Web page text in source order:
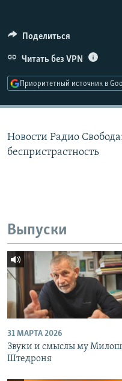
ПОДПИШИТЕСЬ НА
СОЦИАЛЬНЫЕ СЕТИ
Поделиться
Читать без VPN
Приоритетный источник в
Новости Радио
беспристрастность
Выпуски
31 МАРТА 2026
Звуки и смыслы му
Штедроня